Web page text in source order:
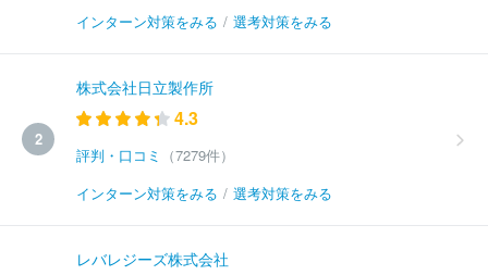
インターン対策をみる / 選考対策をみる
2
株式会社日立製作所
4.3
評判・口コミ
（7279件）
インターン対策をみる / 選考対策をみる
レバレジーズ株式会社